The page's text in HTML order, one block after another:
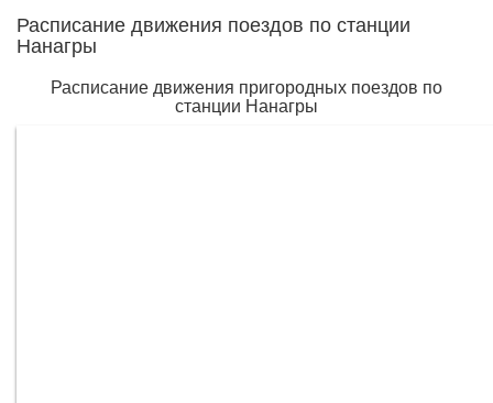
Расписание движения поездов по станции
Нанагры
Расписание движения пригородных поездов по
станции Нанагры